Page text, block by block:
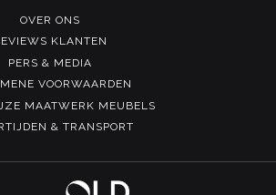
OVER ONS
KLANTEN
PERS & MEDIA
VOORWAARDEN
MAATWERK MEUBELS
& TRANSPORT